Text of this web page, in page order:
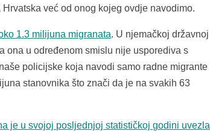
već od onog kojeg ovdje navodimo.
1.3 milijuna migranata. U njemačkoj državnoj
ona u određenom smislu nije usporediva s
policijske koja navodi samo radne migrante
stanovnika što znači da je na svakih 63
je u svojoj posljednjoj statističkoj godini uvezla